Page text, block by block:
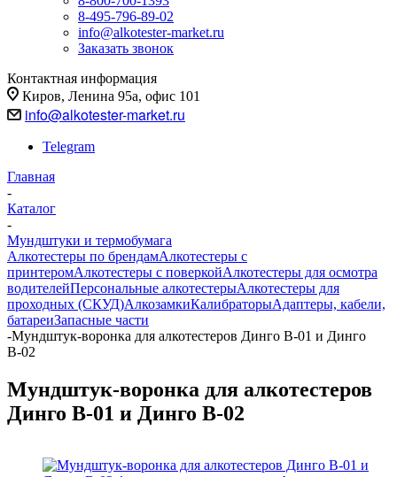
8-495-796-89-02
info@alkotester-market.ru
Заказать звонок
Контактная информация
Киров, Ленина 95а, офис 101
info@alkotester-market.ru
Telegram
Главная
-
Каталог
-
Мундштуки и термобумага
Алкотестеры по брендамАлкотестеры с
принтеромАлкотестеры с поверкойАлкотестеры для осмотра
водителейПерсональные алкотестерыАлкотестеры для
проходных (СКУД)АлкозамкиКалибраторыАдаптеры, кабели,
батареиЗапасные части
-Мундштук-воронка для алкотестеров Динго В-01 и Динго
В-02
Мундштук-воронка для алкотестеров
Динго В-01 и Динго В-02